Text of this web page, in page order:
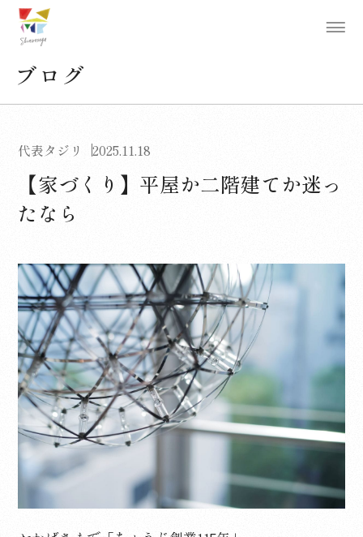
ブログ
代表タジリ 2025.11.18
【家づくり】平屋か二階建てか迷っ
たなら